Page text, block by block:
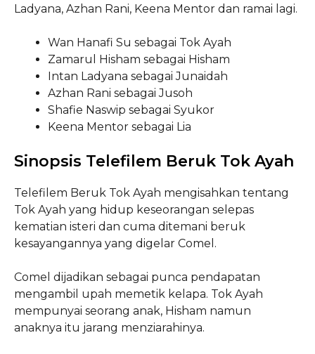
Ladyana, Azhan Rani, Keena Mentor dan ramai lagi.
Wan Hanafi Su sebagai Tok Ayah
Zamarul Hisham sebagai Hisham
Intan Ladyana sebagai Junaidah
Azhan Rani sebagai Jusoh
Shafie Naswip sebagai Syukor
Keena Mentor sebagai Lia
Sinopsis Telefilem Beruk Tok Ayah
Telefilem Beruk Tok Ayah mengisahkan tentang
Tok Ayah yang hidup keseorangan selepas
kematian isteri dan cuma ditemani beruk
kesayangannya yang digelar Comel.
Comel dijadikan sebagai punca pendapatan
mengambil upah memetik kelapa. Tok Ayah
mempunyai seorang anak, Hisham namun
anaknya itu jarang menziarahinya.